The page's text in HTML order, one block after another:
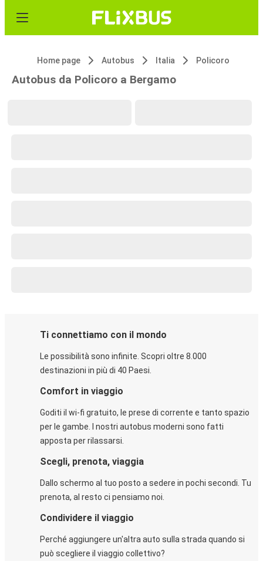
Home page Autobus Italia Policoro
Autobus da Policoro a Bergamo
Ti connettiamo con il mondo
Le possibilità sono infinite. Scopri oltre 8.000
destinazioni in più di 40 Paesi.
Comfort in viaggio
Goditi il wi-fi gratuito, le prese di corrente e tanto spazio
per le gambe. I nostri autobus moderni sono fatti
apposta per rilassarsi.
Scegli, prenota, viaggia
Dallo schermo al tuo posto a sedere in pochi secondi. Tu
prenota, al resto ci pensiamo noi.
Condividere il viaggio
Perché aggiungere un'altra auto sulla strada quando si
può scegliere il viaggio collettivo?